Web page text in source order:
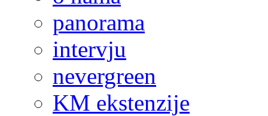
panorama
intervju
nevergreen
KM ekstenzije